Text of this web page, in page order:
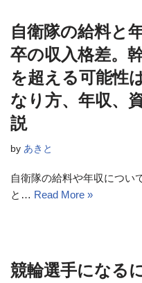
自衛隊の給料と
卒の収入格差。
を超える可能性
なり方、年収、
説
by あきと
自衛隊の給料や年収につい
と… Read More »
競輪選手になる